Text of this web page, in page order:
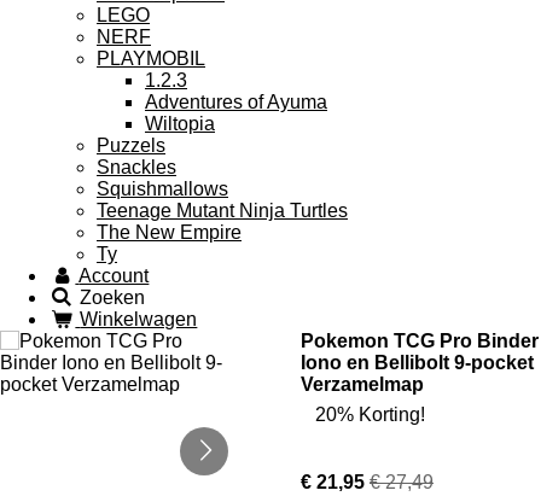
LEGO
NERF
PLAYMOBIL
1.2.3
Adventures of Ayuma
Wiltopia
Puzzels
Snackles
Squishmallows
Teenage Mutant Ninja Turtles
The New Empire
Ty
Account
Zoeken
Winkelwagen
Pokemon TCG Pro Binder
Iono en Bellibolt 9-pocket
Verzamelmap
20% Korting!
€ 21,95 € 27,49